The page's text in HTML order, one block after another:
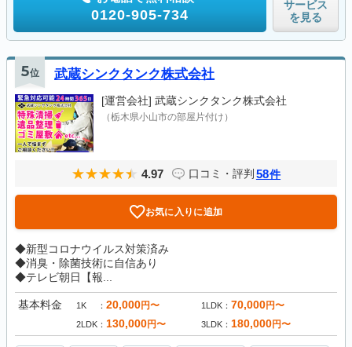
0120-905-734
サービス
を見る
5位 武蔵シンクタンク株式会社
[運営会社] 武蔵シンクタンク株式会社
（栃木県小山市の部屋片付け）
4.97 口コミ・評判 58件
お気に入りに追加
◆新型コロナウイルス対策済み
◆消臭・除菌技術に自信あり
◆テレビ朝日【報...
基本料金 1K 20,000円〜 1LDK 70,000円〜
2LDK 130,000円〜 3LDK 180,000円〜